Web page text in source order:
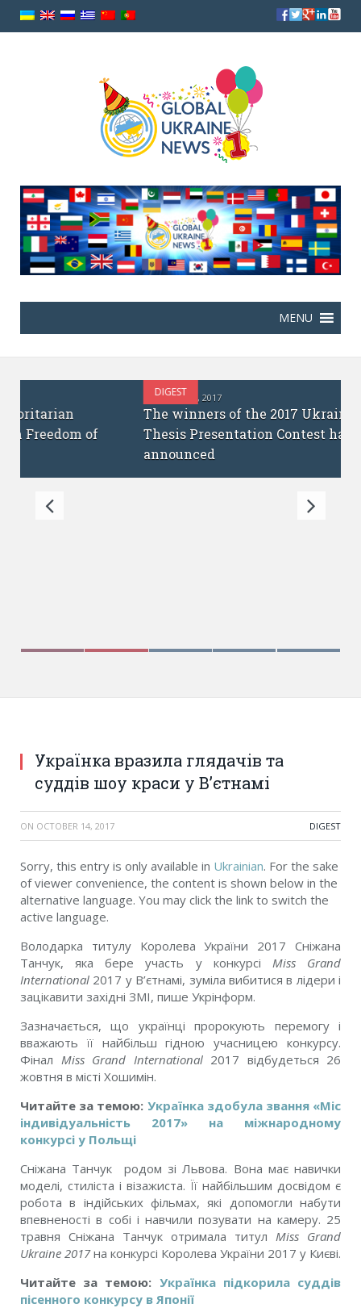
The winners of the 2017 Ukrainian PhD
Thesis Presentation Contest have been
Українка вразила глядачів та
суддів шоу краси у В’єтнамі
ON OCTOBER 14, 2017 DIGEST
Sorry, this entry is only available in Ukrainian. For the sake
of viewer convenience, the content is shown below in the
alternative language. You may click the link to switch the
active language.
Володарка титулу Королева України 2017 Сніжана
Танчук, яка бере участь у конкурсі Miss Grand
International 2017 у В’єтнамі, зуміла вибитися в лідери і
зацікавити західні ЗМІ, пише Укрінформ.
Зазначається, що українці пророкують перемогу і
вважають її найбільш гідною учасницею конкурсу.
Фінал Miss Grand International2017 відбудеться 26
жовтня в місті Хошимін.
Читайте за темою: Українка здобула звання «Міс
індивідуальність 2017» на міжнародному
конкурсі у Польщі
Сніжана Танчук родом зі Львова. Вона має навички
моделі, стиліста і візажиста. Її найбільшим досвідом є
робота в індійських фільмах, які допомогли набути
впевненості в собі і навчили позувати на камеру. 25
травня Сніжана Танчук отримала титул Miss Grand
Ukraine 2017на конкурсі Королева України 2017 у Києві.
Читайте за темою: Українка підкорила суддів
пісенного конкурсу в Японії